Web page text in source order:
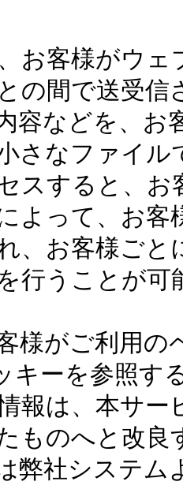
お客様がウ
の間で送受
容などを、
さなファイ
スすると、
よって、お
、お客様ご
行うことが可
様がご利用
キーを参照す
報は、本サ
ものへと改
弊社システム